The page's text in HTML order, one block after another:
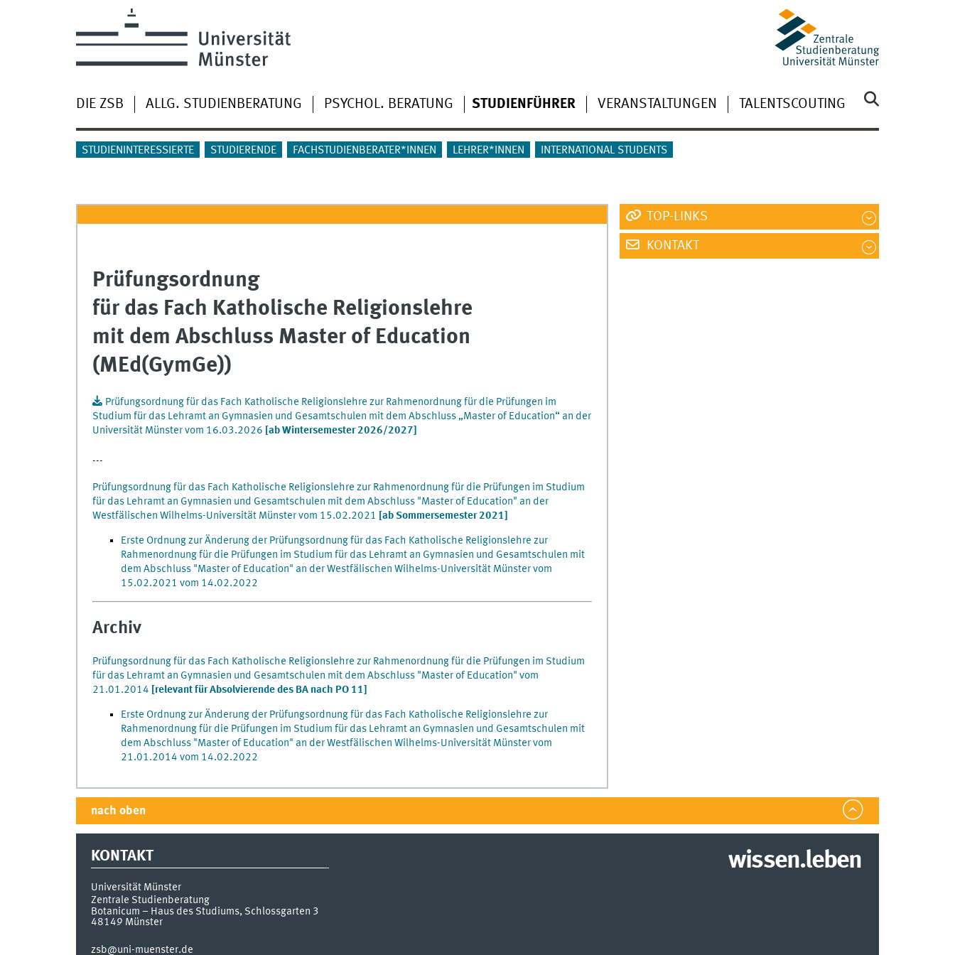
DIE ZSB ALLG. STUDIENBERATUNG PSYCHOL. BERATUNG STUDIENFÜHRER VERANSTALTUNGEN TALENTSCOUTING
STUDIENINTERESSIERTE STUDIERENDE FACHSTUDIENBERATER*INNEN LEHRER*INNEN INTERNATIONAL STUDENTS
Prüfungsordnung
für das Fach Katholische Religionslehre
mit dem Abschluss Master of Education
(MEd(GymGe))
Prüfungsordnung für das Fach Katholische Religionslehre zur Rahmenordnung für die Prüfungen im
Studium für das Lehramt an Gymnasien und Gesamtschulen mit dem Abschluss „Master of Education“ an der
Universität Münster vom 16.03.2026 [ab Wintersemester 2026/2027]
---
Prüfungsordnung für das Fach Katholische Religionslehre zur Rahmenordnung für die Prüfungen im Studium
für das Lehramt an Gymnasien und Gesamtschulen mit dem Abschluss "Master of Education" an der
Westfälischen Wilhelms-Universität Münster vom 15.02.2021
[ab Sommersemester 2021]
Erste Ordnung zur Änderung der Prüfungsordnung für das Fach Katholische Religionslehre zur
Rahmenordnung für die Prüfungen im Studium für das Lehramt an Gymnasien und Gesamtschulen mit
dem Abschluss "Master of Education" an der Westfälischen Wilhelms-Universität Münster vom
15.02.2021 vom 14.02.2022
Archiv
Prüfungsordnung für das Fach Katholische Religionslehre zur Rahmenordnung für die Prüfungen im Studium
für das Lehramt an Gymnasien und Gesamtschulen mit dem Abschluss "Master of Education" vom
21.01.2014
[relevant für Absolvierende des BA nach PO 11]
Erste Ordnung zur Änderung der Prüfungsordnung für das Fach Katholische Religionslehre zur
Rahmenordnung für die Prüfungen im Studium für das Lehramt an Gymnasien und Gesamtschulen mit
dem Abschluss "Master of Education" an der Westfälischen Wilhelms-Universität Münster vom
21.01.2014 vom 14.02.2022
TOP-LINKS
KONTAKT
nach oben
KONTAKT
Universität Münster
Zentrale Studienberatung
Botanicum – Haus des Studiums, Schlossgarten 3
48149 Münster
zsb@uni-muenster.de
wissen.leben